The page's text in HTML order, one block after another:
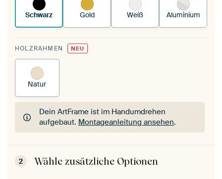
Schwarz Gold Weiß Aluminium
HOLZRAHMEN NEU
Natur
Dein ArtFrame ist im Handumdrehen
aufgebaut. Montageanleitung ansehen.
Dein ArtFrame ist im Handumdrehen
aufgebaut.Montageanleitung ansehen
2 Wähle zusätzliche Optionen